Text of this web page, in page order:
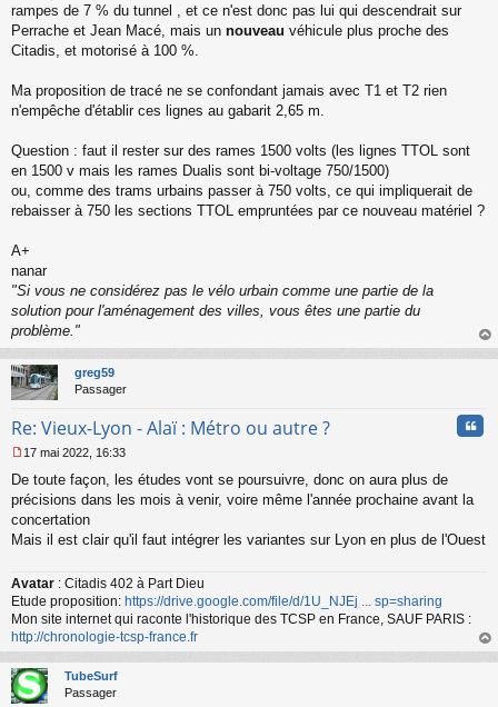
rampes de 7 % du tunnel , et ce n'est donc pas lui qui descendrait sur
Perrache et Jean Macé, mais un nouveau véhicule plus proche des
Citadis, et motorisé à 100 %.
Ma proposition de tracé ne se confondant jamais avec T1 et T2 rien
n'empêche d'établir ces lignes au gabarit 2,65 m.
Question : faut il rester sur des rames 1500 volts (les lignes TTOL sont
en 1500 v mais les rames Dualis sont bi-voltage 750/1500)
ou, comme des trams urbains passer à 750 volts, ce qui impliquerait de
rebaisser à 750 les sections TTOL empruntées par ce nouveau matériel ?
A+
nanar
"Si vous ne considérez pas le vélo urbain comme une partie de la
solution pour l'aménagement des villes, vous êtes une partie du
problème."
au
greg59
Passager
Re: Vieux-Lyon - Alaï : Métro ou autre ?
e
s
s
g
n
o
n
l
u
17 mai 2022, 16:33
De toute façon, les études vont se poursuivre, donc on aura plus de
précisions dans les mois à venir, voire même l'année prochaine avant la
concertation
Mais il est clair qu'il faut intégrer les variantes sur Lyon en plus de l'Ouest
Avatar : Citadis 402 à Part Dieu
Etude proposition: https://drive.google.com/file/d/1U_NJEj ... sp=sharing
Mon site internet qui raconte l'historique des TCSP en France, SAUF PARIS :
http://chronologie-tcsp-france.fr
au
TubeSurf
Passager